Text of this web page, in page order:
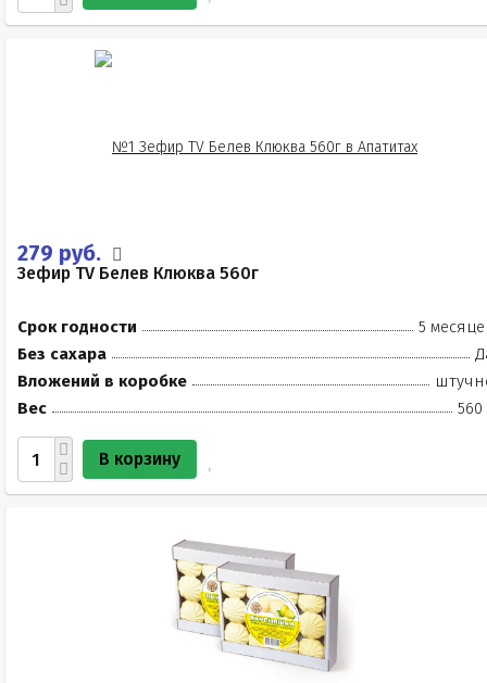
279 руб.
Зефир TV Белев Клюква 560г
Срок годности
5
Без сахара
Вложений в коробке
Вес
560
В корзину